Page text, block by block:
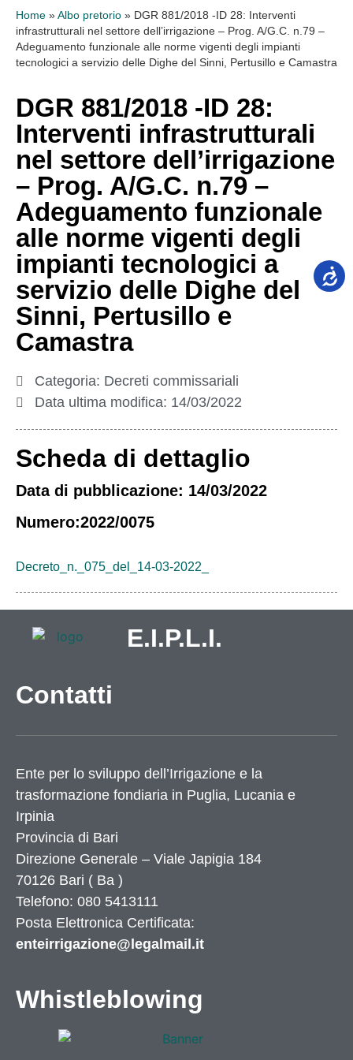
Home » Albo pretorio » DGR 881/2018 -ID 28: Interventi
infrastrutturali nel settore dell’irrigazione – Prog. A/G.C. n.79 –
Adeguamento funzionale alle norme vigenti degli impianti
tecnologici a servizio delle Dighe del Sinni, Pertusillo e Camastra
DGR 881/2018 -ID 28:
Interventi infrastrutturali
nel settore dell’irrigazione
– Prog. A/G.C. n.79 –
Adeguamento funzionale
alle norme vigenti degli
impianti tecnologici a
servizio delle Dighe del
Sinni, Pertusillo e
Camastra
Categoria: Decreti commissariali
Data ultima modifica: 14/03/2022
Scheda di dettaglio
Data di pubblicazione: 14/03/2022
Numero:2022/0075
Decreto_n._075_del_14-03-2022_
E.I.P.L.I.
Contatti
Ente per lo sviluppo dell’Irrigazione e la
trasformazione fondiaria in Puglia, Lucania e
Irpinia
Provincia di Bari
Direzione Generale – Viale Japigia 184
70126 Bari ( Ba )
Telefono: 080 5413111
Posta Elettronica Certificata:
enteirrigazione@legalmail.it
Whistleblowing